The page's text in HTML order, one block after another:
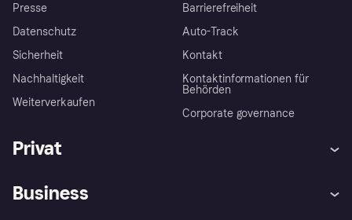
Presse
Datenschutz
Sicherheit
Nachhaltigkeit
Weiterverkaufen
Barrierefreiheit
Auto-Track
Kontakt
Kontaktinformationen für
Behörden
Corporate governance
Privat
Business